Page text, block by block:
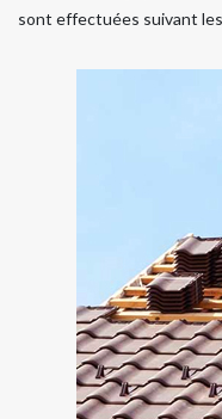
sont effectuées suivant